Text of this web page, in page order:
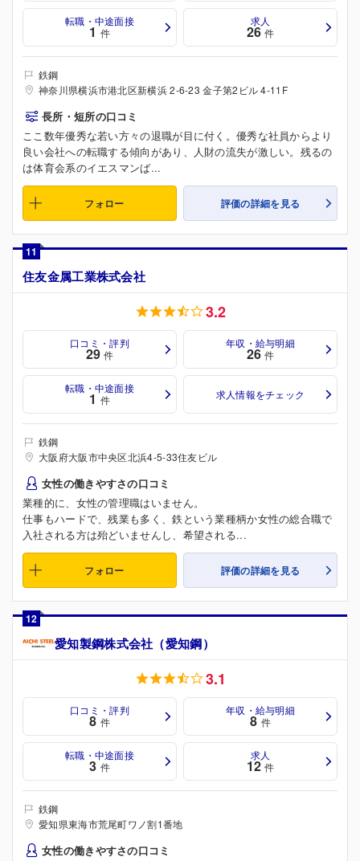
転職・中途面接
1 件
求人
26 件
鉄鋼
神奈川県横浜市港北区新横浜 2-6-23 金子第2ビル 4-11F
長所・短所の口コミ
ここ数年優秀な若い方々の退職が目に付く。優秀な社員からより
良い会社への転職する傾向があり、人財の流失が激しい。残るの
は体育会系のイエスマンば...
フォロー 評価の詳細を見る
11
住友金属工業株式会社
3.2
口コミ・評判
29 件
年収・給与明細
26 件
転職・中途面接
1 件 求人情報をチェック
鉄鋼
大阪府大阪市中央区北浜4-5-33住友ビル
女性の働きやすさの口コミ
業種的に、女性の管理職はいません。
仕事もハードで、残業も多く、鉄という業種柄か女性の総合職で
入社される方は殆どいませんし、希望される...
フォロー 評価の詳細を見る
12
愛知製鋼株式会社（愛知鋼）
3.1
口コミ・評判
8 件
年収・給与明細
8 件
転職・中途面接
3 件
求人
12 件
鉄鋼
愛知県東海市荒尾町ワノ割1番地
女性の働きやすさの口コミ